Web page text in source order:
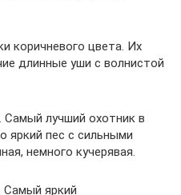
коричневого цвета. Их
длинные уши с волнистой
Самый лучший охотник в
яркий пес с сильными
немного кучерявая.
Самый яркий